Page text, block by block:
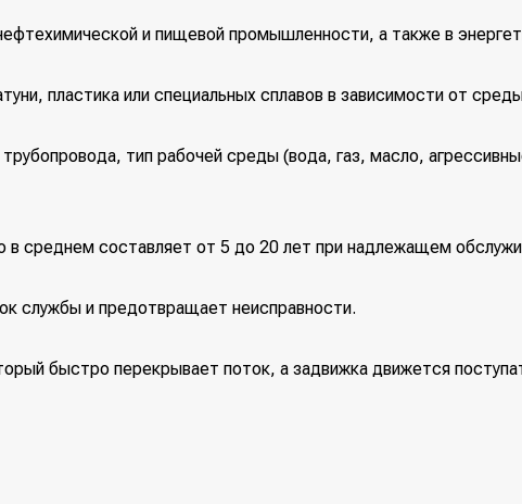
и пищевой промышленности, а также в
пластика или специальных сплавов в зависимости от
тип рабочей среды (вода, газ, масло,
в среднем составляет от 5 до 20 лет при надлежащем
службы и предотвращает неисправности.
быстро перекрывает поток, а задвижка движется